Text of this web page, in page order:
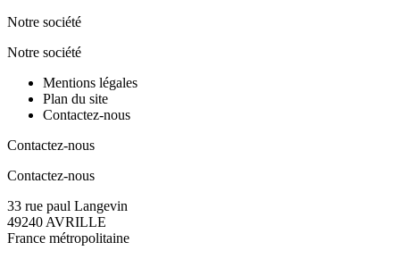
Notre société
Notre société
Mentions légales
Plan du site
Contactez-nous
Contactez-nous
Contactez-nous
33 rue paul Langevin
49240 AVRILLE
France métropolitaine